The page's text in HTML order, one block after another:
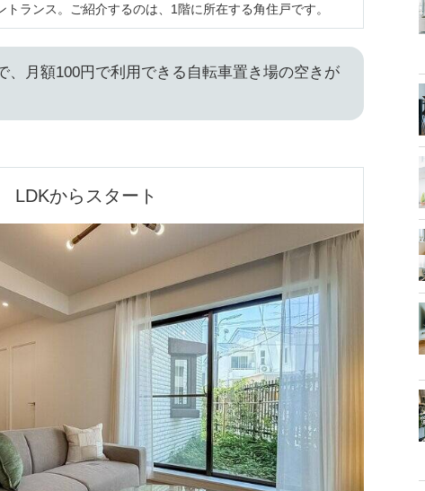
ランス。ご紹介するのは、1階に所在する角住戸です。
、月額100円で利用できる自転車置き場の空きが
LDKからスタート